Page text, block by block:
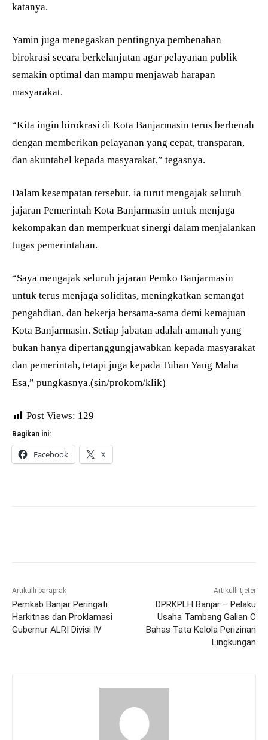
katanya.
Yamin juga menegaskan pentingnya pembenahan
birokrasi secara berkelanjutan agar pelayanan publik
semakin optimal dan mampu menjawab harapan
masyarakat.
“Kita ingin birokrasi di Kota Banjarmasin terus berbenah
dengan memberikan pelayanan yang cepat, transparan,
dan akuntabel kepada masyarakat,” tegasnya.
Dalam kesempatan tersebut, ia turut mengajak seluruh
jajaran Pemerintah Kota Banjarmasin untuk menjaga
kekompakan dan memperkuat sinergi dalam menjalankan
tugas pemerintahan.
“Saya mengajak seluruh jajaran Pemko Banjarmasin
untuk terus menjaga soliditas, meningkatkan semangat
pengabdian, dan bekerja bersama-sama demi kemajuan
Kota Banjarmasin. Setiap jabatan adalah amanah yang
bukan hanya dipertanggungjawabkan kepada masyarakat
dan pemerintah, tetapi juga kepada Tuhan Yang Maha
Esa,” pungkasnya.(sin/prokom/klik)
Post Views: 129
Bagikan ini:
Facebook X
Artikulli paraprak
Pemkab Banjar Peringati
Harkitnas dan Proklamasi
Gubernur ALRI Divisi IV
Artikulli tjetër
DPRKPLH Banjar – Pelaku
Usaha Tambang Galian C
Bahas Tata Kelola Perizinan
Lingkungan